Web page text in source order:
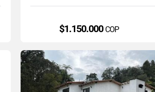
$1.150.000 COP